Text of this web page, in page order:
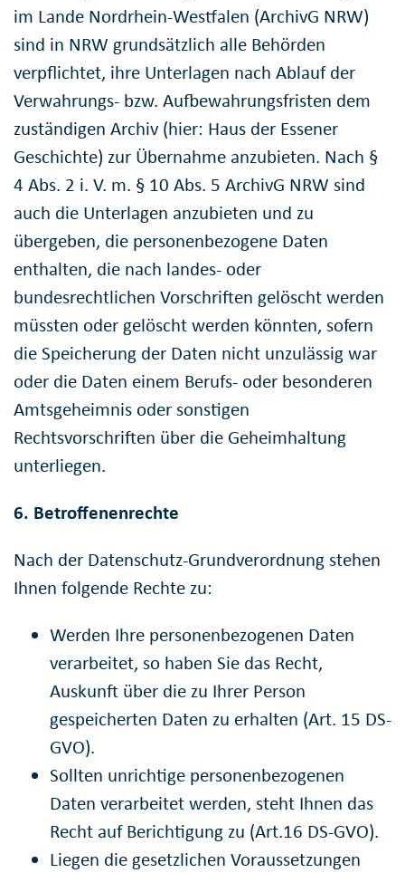
im Lande Nordrhein-Westfalen (ArchivG NRW)
sind in NRW grundsätzlich alle Behörden
verpflichtet, ihre Unterlagen nach Ablauf der
Verwahrungs- bzw. Aufbewahrungsfristen dem
zuständigen Archiv (hier: Haus der Essener
Geschichte) zur Übernahme anzubieten. Nach §
4 Abs. 2 i. V. m. § 10 Abs. 5 ArchivG NRW sind
auch die Unterlagen anzubieten und zu
übergeben, die personenbezogene Daten
enthalten, die nach landes- oder
bundesrechtlichen Vorschriften gelöscht werden
müssten oder gelöscht werden könnten, sofern
die Speicherung der Daten nicht unzulässig war
oder die Daten einem Berufs- oder besonderen
Amtsgeheimnis oder sonstigen
Rechtsvorschriften über die Geheimhaltung
unterliegen.
6. Betroffenenrechte
Nach der Datenschutz-Grundverordnung stehen
Ihnen folgende Rechte zu:
Werden Ihre personenbezogenen Daten
verarbeitet, so haben Sie das Recht,
Auskunft über die zu Ihrer Person
gespeicherten Daten zu erhalten (Art. 15 DS-
GVO).
Sollten unrichtige personenbezogenen
Daten verarbeitet werden, steht Ihnen das
Recht auf Berichtigung zu (Art.16 DS-GVO).
Liegen die gesetzlichen Voraussetzungen